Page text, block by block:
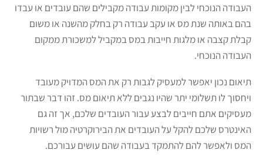
העבודה הנוכחי לבין מקומות עבודה מקבילים שהם עובדים או עבדו
בהם באותה שנת מס או עקב עבודה רק בחלק מהשנה או משום
קבלת קצבה או מלגות חייבות במס במקביל למשכורת ממקום
העבודה הנוכחי.
תיאום נכון יאפשר למעסיק לגבות רק את המס המדויק מעובד
ויחסוך לו תשלומי יתר שהיו נגבים ללא תיאום מס. זהו דבר שבתור
מעסיקים אתם חייבים לבצע עבור העובדים שלכם, אך זה גם
האינטרס שלכם להקל על העובדים את הבירוקרטיה מול רשויות
המס ולאפשר להם להתמקד בעבודה שהם עושים עבורכם.